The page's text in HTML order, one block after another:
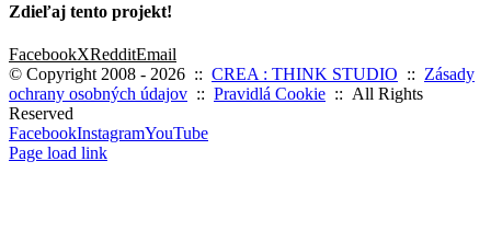
Zdieľaj tento projekt!
FacebookXRedditEmail
© Copyright 2008 - 2026 :: CREA : THINK STUDIO :: Zásady
ochrany osobných údajov :: Pravidlá Cookie :: All Rights
Reserved
FacebookInstagramYouTube
Page load link